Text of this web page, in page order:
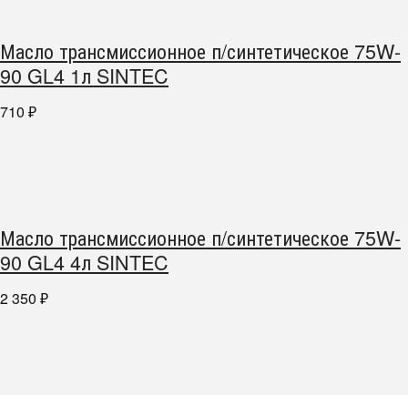
Масло трансмиссионное п/синтетическое 75W-
90 GL4 1л SINTEC
710 ₽
Масло трансмиссионное п/синтетическое 75W-
90 GL4 4л SINTEC
2 350 ₽